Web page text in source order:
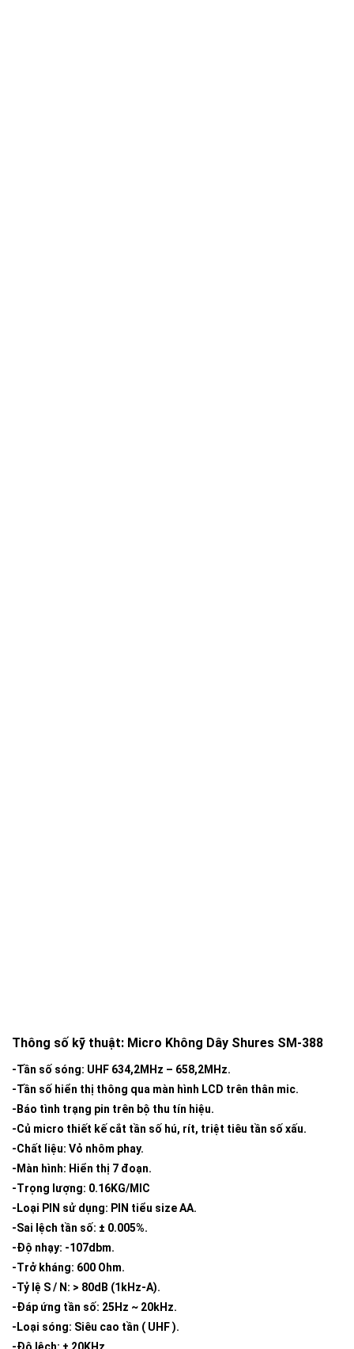
Thông số kỹ thuật: Micro Không Dây Shures SM-388
-Tần số sóng: UHF 634,2MHz – 658,2MHz.
-Tần số hiển thị thông qua màn hình LCD trên thân mic.
-Báo tình trạng pin trên bộ thu tín hiệu.
-Củ micro thiết kế cắt tần số hú, rít, triệt tiêu tần số xấu.
-Chất liệu: Vỏ nhôm phay.
-Màn hình: Hiển thị 7 đoạn.
-Trọng lượng: 0.16KG/MIC
-Loại PIN sử dụng: PIN tiểu size AA.
-Sai lệch tần số: ± 0.005%.
-Độ nhạy: -107dbm.
-Trở kháng: 600 Ohm.
-Tỷ lệ S / N: > 80dB (1kHz-A).
-Đáp ứng tần số: 25Hz ~ 20kHz.
-Loại sóng: Siêu cao tần ( UHF ).
-Độ lệch: ± 20KHz.